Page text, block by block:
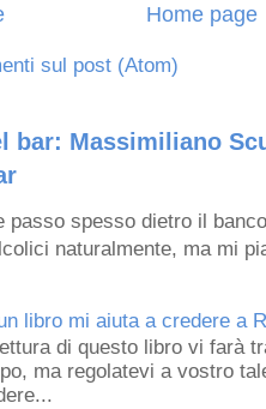
Home page
sul post (Atom)
bar: Massimiliano
passo spesso dietro il
naturalmente, ma mi
libro mi aiuta a credere a
di questo libro vi farà
ma regolatevi a vostro